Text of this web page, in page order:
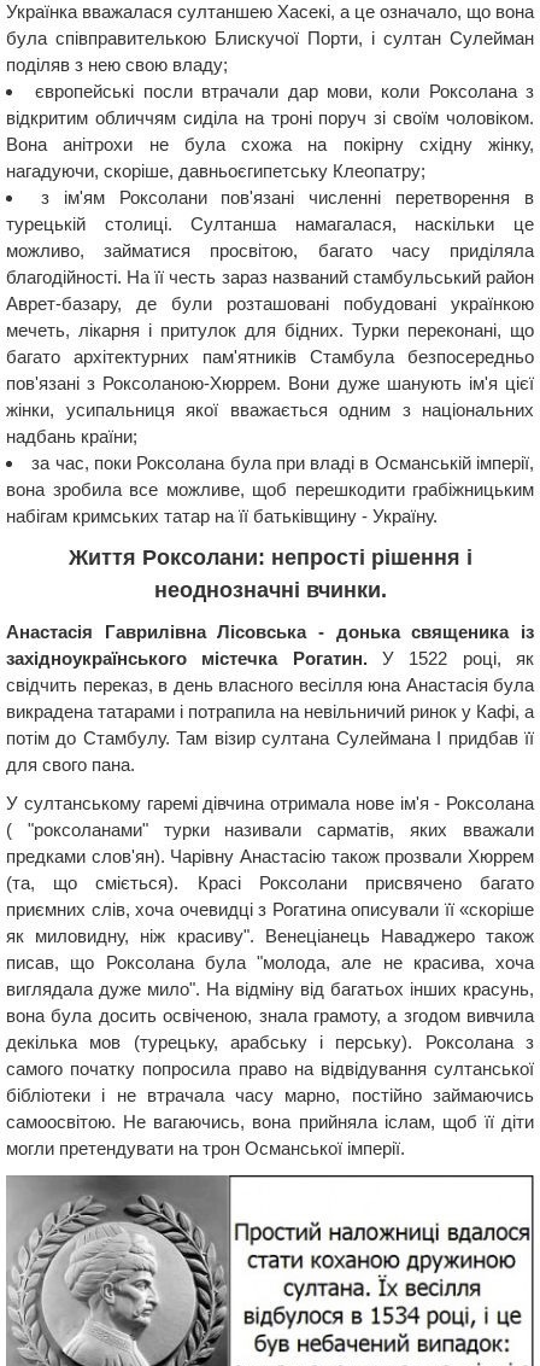
Українка вважалася султаншею Хасекі, а це означало, що вона
була співправителькою Блискучої Порти, і султан Сулейман
поділяв з нею свою владу;
європейські посли втрачали дар мови, коли Роксолана з
відкритим обличчям сиділа на троні поруч зі своїм чоловіком.
Вона анітрохи не була схожа на покірну східну жінку,
нагадуючи, скоріше, давньоєгипетську Клеопатру;
з ім'ям Роксолани пов'язані численні перетворення в
турецькій столиці. Султанша намагалася, наскільки це
можливо, займатися просвітою, багато часу приділяла
благодійності. На її честь зараз названий стамбульський район
Аврет-базару, де були розташовані побудовані українкою
мечеть, лікарня і притулок для бідних. Турки переконані, що
багато архітектурних пам'ятників Стамбула безпосередньо
пов'язані з Роксоланою-Хюррем. Вони дуже шанують ім'я цієї
жінки, усипальниця якої вважається одним з національних
надбань країни;
за час, поки Роксолана була при владі в Османській імперії,
вона зробила все можливе, щоб перешкодити грабіжницьким
набігам кримських татар на її батьківщину - Україну.
Життя Роксолани: непрості рішення і
неоднозначні вчинки.
Анастасія Гаврилівна Лісовська - донька священика із
західноукраїнського містечка Рогатин.У 1522 році, як
свідчить переказ, в день власного весілля юна Анастасія була
викрадена татарами і потрапила на невільничий ринок у Кафі, а
потім до Стамбулу. Там візир султана Сулеймана I придбав її
для свого пана.
У султанському гаремі дівчина отримала нове ім'я - Роксолана
( "роксоланами" турки називали сарматів, яких вважали
предками слов'ян). Чарівну Анастасію також прозвали Хюррем
(та, що сміється). Красі Роксолани присвячено багато
приємних слів, хоча очевидці з Рогатина описували її «скоріше
як миловидну, ніж красиву". Венеціанець Наваджеро також
писав, що Роксолана була "молода, але не красива, хоча
виглядала дуже мило". На відміну від багатьох інших красунь,
вона була досить освіченою, знала грамоту, а згодом вивчила
декілька мов (турецьку, арабську і перську). Роксолана з
самого початку попросила право на відвідування султанської
бібліотеки і не втрачала часу марно, постійно займаючись
самоосвітою. Не вагаючись, вона прийняла іслам, щоб її діти
могли претендувати на трон Османської імперії.